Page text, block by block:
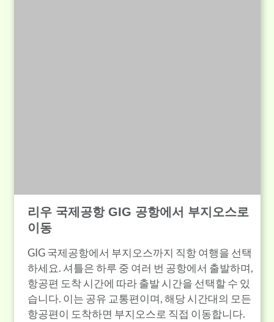
리우 국제공항 GIG 공항에서 부지오스로
이동
GIG 국제공항에서 부지오스까지 직항 여행을 선택
하세요. 셔틀은 하루 중 여러 번 공항에서 출발하며,
항공편 도착 시간에 따라 출발 시간을 선택할 수 있
습니다. 이는 공유 교통편이며, 해당 시간대의 모든
항공편이 도착하면 부지오스로 직접 이동합니다.